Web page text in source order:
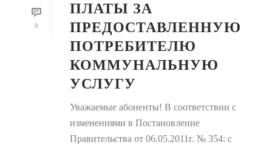
0
ПЛАТЫ ЗА
ПРЕДОСТАВЛЕННУЮ
ПОТРЕБИТЕЛЮ
КОММУНАЛЬНУЮ
УСЛУГУ
Уважаемые абоненты! В соответствии с
изменениями в Постановление
Правительства от 06.05.2011г. № 354: c